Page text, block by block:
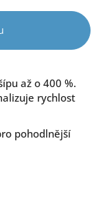
až o 400 %.
rychlost
pohodlnější